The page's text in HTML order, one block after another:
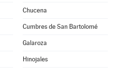
Chucena
Cumbres de San Bartolomé
Galaroza
Hinojales